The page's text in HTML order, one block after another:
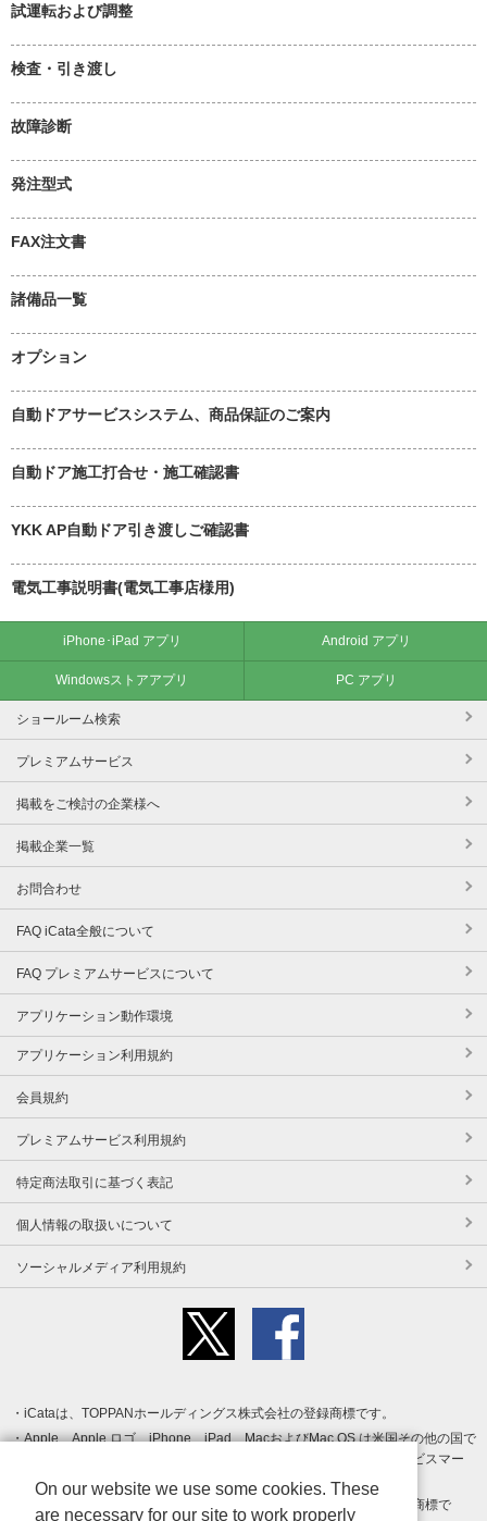
試運転および調整
検査・引き渡し
故障診断
発注型式
FAX注文書
諸備品一覧
オプション
自動ドアサービスシステム、商品保証のご案内
自動ドア施工打合せ・施工確認書
YKK AP自動ドア引き渡しご確認書
電気工事説明書(電気工事店様用)
iPhone･iPad アプリ Android アプリ
Windowsストアアプリ PC アプリ
ショールーム検索
プレミアムサービス
掲載をご検討の企業様へ
掲載企業一覧
お問合わせ
FAQ iCata全般について
FAQ プレミアムサービスについて
アプリケーション動作環境
アプリケーション利用規約
会員規約
プレミアムサービス利用規約
特定商法取引に基づく表記
個人情報の取扱いについて
ソーシャルメディア利用規約
iCataは、TOPPANホールディングス株式会社の登録商標です。
Apple、Apple ロゴ、iPhone、iPad、MacおよびMac OS は米国その他の国で
登録された Apple Inc. の商標です。App Store は Apple Inc. のサービスマー
クです。
Android、Google Play および Google Play ロゴ は Google LLC の商標で
On our website we use some cookies. These
are necessary for our site to work properly